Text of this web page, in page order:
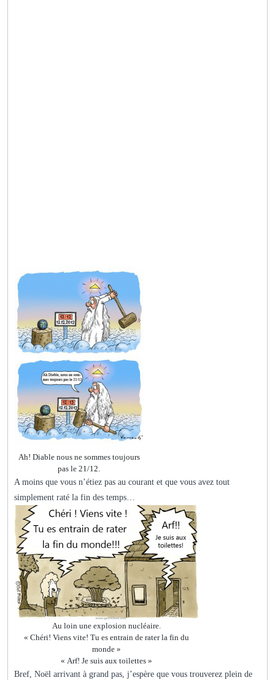
Ah! Diable nous ne sommes toujours
pas le 21/12.
A moins que vous n’étiez pas au courant et que vous avez tout
simplement raté la fin des temps…
Au loin une explosion nucléaire.
« Chéri! Viens vite! Tu es entrain de rater la fin du
monde »
« Arf! Je suis aux toilettes »
Bref, Noël arrivant à grand pas, j’espère que vous trouverez plein de